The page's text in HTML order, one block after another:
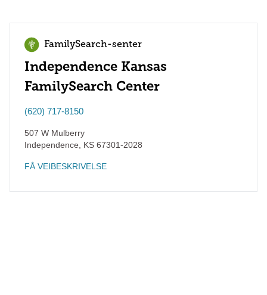
FamilySearch-senter
Independence Kansas
FamilySearch Center
(620) 717-8150
507 W Mulberry
Independence
KS 67301-2028
FÅ VEIBESKRIVELSE